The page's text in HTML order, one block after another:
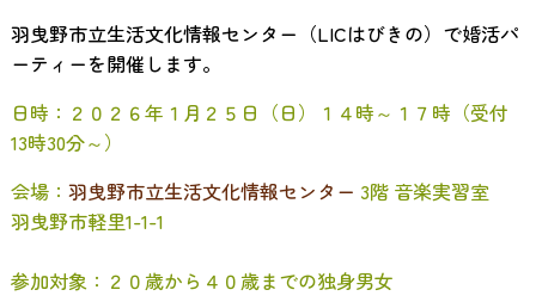
羽曳野市立生活文化情報センター（LICはびきの）で婚活パ
ーティーを開催します。
日時：２０２６年１月２５日（日）１４時～１７時（受付
13時30分～）
会場： 羽曳野市立生活文化情報センター 3階 音楽実習室
羽曳野市軽里1-1-1
参加対象：２０歳から４０歳までの独身男女